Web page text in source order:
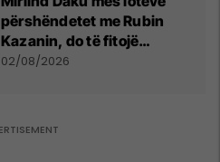
përshëndetet me Rubin
Kazanin, do të fitojë
miliona te Spartak Moska
02/08/2026